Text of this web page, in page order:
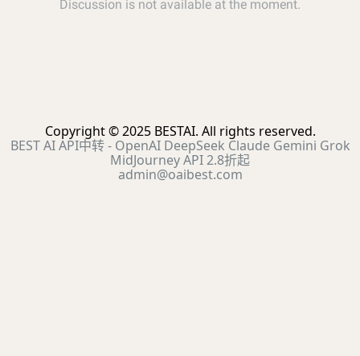
Copyright © 2025 BESTAI. All rights reserved.
BEST AI API中转 - OpenAI DeepSeek Claude Gemini Grok
MidJourney API 2.8折起
admin@oaibest.com